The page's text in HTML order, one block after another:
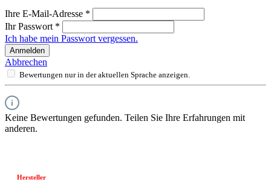
Ihre E-Mail-Adresse *
Ihr Passwort *
Ich habe mein Passwort vergessen.
Anmelden
Abbrechen
Bewertungen nur in der aktuellen Sprache anzeigen.
Keine Bewertungen gefunden. Teilen Sie Ihre Erfahrungen mit
anderen.
Hersteller